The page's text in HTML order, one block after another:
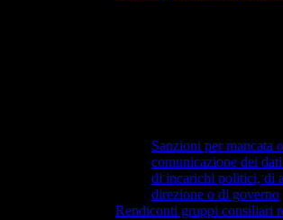
Sanzioni per mancata
comunicazione dei
di incarichi politici, di
direzione o di governo
Rendiconti gruppi consiliari